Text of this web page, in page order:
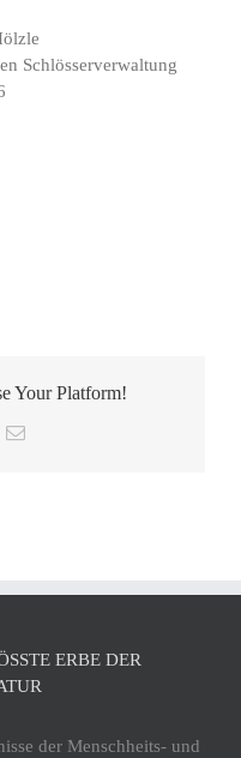
Schlösserverwaltung
Your Platform!
E-
ERBE DER M
der Menschheits- und